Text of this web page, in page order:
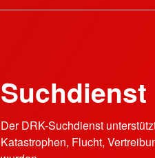
Suchdienst
Der DRK-Suchdienst
Katastrophen, Flucht,